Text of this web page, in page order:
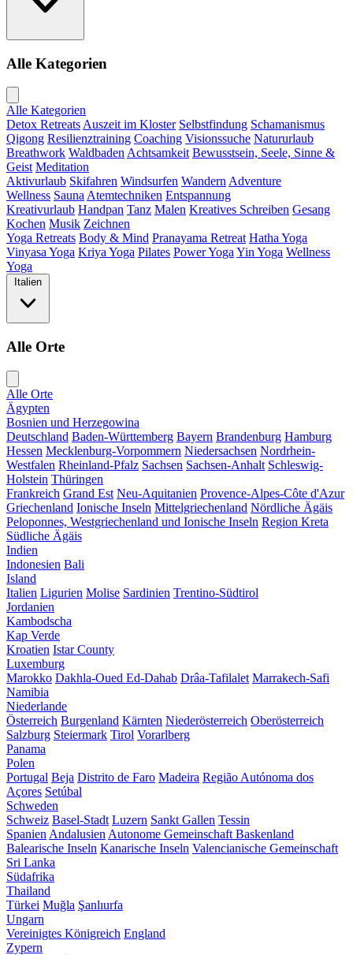
Alle Kategorien
Alle Kategorien
Detox Retreats Auszeit im Kloster Selbstfindung Schamanismus
Qigong Resilienztraining Coaching Visionssuche Natururlaub
Breathwork Waldbaden Achtsamkeit Bewusstsein, Seele, Sinne &
Geist Meditation
Aktivurlaub Skifahren Windsurfen Wandern Adventure
Wellness Sauna Atemtechniken Entspannung
Kreativurlaub Handpan Tanz Malen Kreatives Schreiben Gesang
Kochen Musik Zeichnen
Yoga Retreats Body & Mind Pranayama Retreat Hatha Yoga
Vinyasa Yoga Kriya Yoga Pilates Power Yoga Yin Yoga Wellness
Yoga
Italien
Alle Orte
Alle Orte
Ägypten
Bosnien und Herzegowina
Deutschland Baden-Württemberg Bayern Brandenburg Hamburg
Hessen Mecklenburg-Vorpommern Niedersachsen Nordrhein-
Westfalen Rheinland-Pfalz Sachsen Sachsen-Anhalt Schleswig-
Holstein Thüringen
Frankreich Grand Est Neu-Aquitanien Provence-Alpes-Côte d'Azur
Griechenland Ionische Inseln Mittelgriechenland Nördliche Ägäis
Peloponnes, Westgriechenland und Ionische Inseln Region Kreta
Südliche Ägäis
Indien
Indonesien Bali
Island
Italien Ligurien Molise Sardinien Trentino-Südtirol
Jordanien
Kambodscha
Kap Verde
Kroatien Istar County
Luxemburg
Marokko Dakhla-Oued Ed-Dahab Drâa-Tafilalet Marrakech-Safi
Namibia
Niederlande
Österreich Burgenland Kärnten Niederösterreich Oberösterreich
Salzburg Steiermark Tirol Vorarlberg
Panama
Polen
Portugal Beja Distrito de Faro Madeira Região Autónoma dos
Açores Setúbal
Schweden
Schweiz Basel-Stadt Luzern Sankt Gallen Tessin
Spanien Andalusien Autonome Gemeinschaft Baskenland
Balearische Inseln Kanarische Inseln Valencianische Gemeinschaft
Sri Lanka
Südafrika
Thailand
Türkei Muğla Şanlıurfa
Ungarn
Vereinigtes Königreich England
Zypern